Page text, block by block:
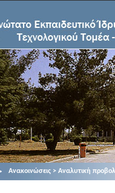
Ανακοινώσεις > Αναλυτική